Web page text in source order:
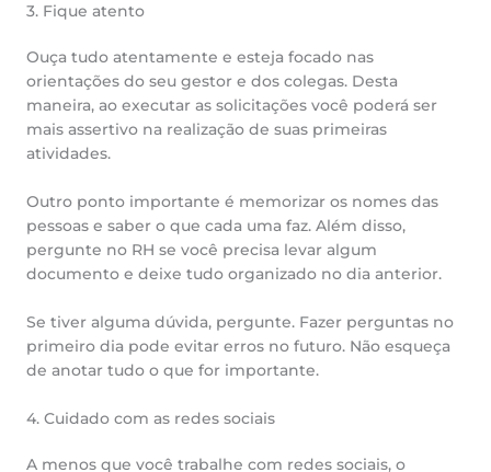
3. Fique atento
Ouça tudo atentamente e esteja focado nas
orientações do seu gestor e dos colegas. Desta
maneira, ao executar as solicitações você poderá ser
mais assertivo na realização de suas primeiras
atividades.
Outro ponto importante é memorizar os nomes das
pessoas e saber o que cada uma faz. Além disso,
pergunte no RH se você precisa levar algum
documento e deixe tudo organizado no dia anterior.
Se tiver alguma dúvida, pergunte. Fazer perguntas no
primeiro dia pode evitar erros no futuro. Não esqueça
de anotar tudo o que for importante.
4. Cuidado com as redes sociais
A menos que você trabalhe com redes sociais, o